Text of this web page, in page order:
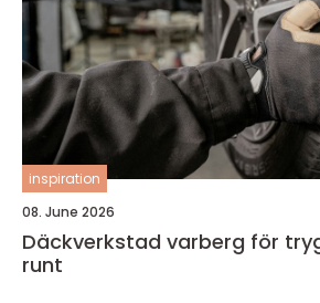
inspiration
08. June 2026
Däckverkstad varberg för
runt